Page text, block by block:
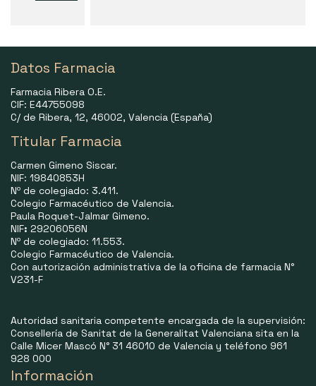
Datos Farmacia
Farmacia Ribera O.E.
CIF: E44755098
C/ de Ribera, 12, 46002, Valencia (España)
Titular Farmacia
Carmen Gimeno Siscar.
NIF: 19840853H
Nº de colegiado: 3.411.
Colegio Farmacéutico de Valencia.
Paula Roquet-Jalmar Gimeno.
NIF: 29206056N
Nº de colegiado: 11.553.
Colegio Farmacéutico de Valencia.
Con autorización administrativa de la oficina de farmacia N°
V231-F
Autoridad sanitaria competente encargada de la supervisión:
Consellería de Sanitat de la Generalitat Valenciana sita en la
Calle Micer Mascó N° 31 46010 de Valencia y teléfono 961
928 000
Información